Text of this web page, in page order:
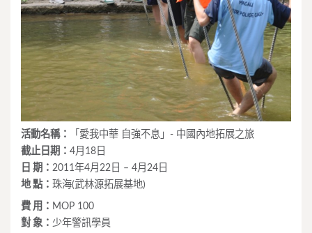
活動名稱：
「愛我中華 自強不息」- 中國內地拓展之旅
截止日期： 4月18日
日 期： 2011年4月22日 – 4月24日
地 點： 珠海(武林源拓展基地)
費 用： MOP 100
對 象： 少年警訊學員